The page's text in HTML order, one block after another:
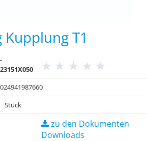
T1
Stück
zu den Dokumenten
Downloads